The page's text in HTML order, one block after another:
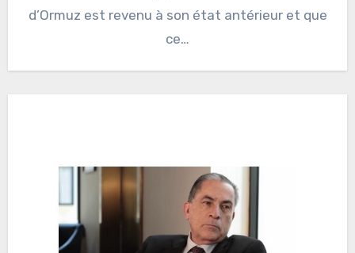
d’Ormuz est revenu à son état antérieur et que
ce…